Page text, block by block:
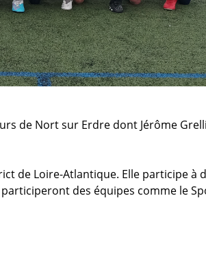
de Nort sur Erdre dont Jérôme
de Loire-Atlantique. Elle participe à
des équipes comme le